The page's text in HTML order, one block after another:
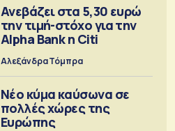
Ανεβάζει στα 5,30 ευρώ
την τιμή-στόχο για την
Alpha Bank η Citi
Αλεξάνδρα Τόμπρα
Νέο κύμα καύσωνα σε
πολλές χώρες της
Ευρώπης